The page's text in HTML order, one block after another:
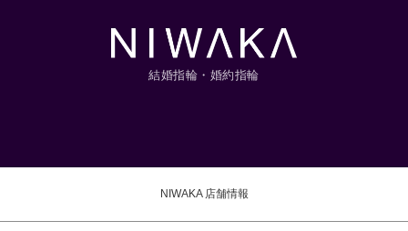
結婚指輪・婚約指輪
NIWAKA 店舗情報